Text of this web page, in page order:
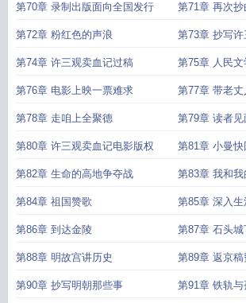
第70章 录制出版面向全国发行 第71章 再次
第72章 粉红色的声浪 第73章 抄写
第74章 许三观卖血记过稿 第75章 人民文
第76章 电影上映一票难求 第77章 带老
第78章 走咱上全聚德 第79章 读者见
第80章 许三观卖血记电影版权 第81章 小曼
第82章 生命的高地争夺战 第83章 我和我
第84章 祖国赞歌 第85章 深入
第86章 到达金陵 第87章 石头城
第88章 明故宫讲历史 第89章 返京
第90章 抄写明朝那些事 第91章 铁轨与